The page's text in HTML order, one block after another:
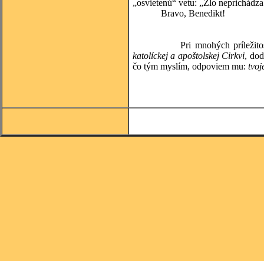
„osvietenú“ vetu: „Zlo
Bravo, Benedikt!
Pri mnohých
katolíckej a apoštolskej Cirkvi,
čo tým myslím, odpoviem mu: